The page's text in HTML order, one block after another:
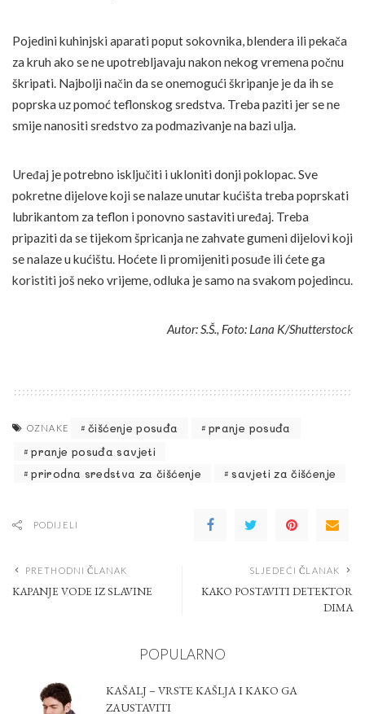
Pojedini kuhinjski aparati poput sokovnika, blendera ili pekača
za kruh ako se ne upotrebljavaju nakon nekog vremena počnu
škripati. Najbolji način da se onemogući škripanje je da ih se
poprska uz pomoć teflonskog sredstva. Treba paziti jer se ne
smije nanositi sredstvo za podmazivanje na bazi ulja.
Uređaj je potrebno isključiti i ukloniti donji poklopac. Sve
pokretne dijelove koji se nalaze unutar kućišta treba poprskati
lubrikantom za teflon i ponovno sastaviti uređaj. Treba
pripaziti da se tijekom špricanja ne zahvate gumeni dijelovi koji
se nalaze u kućištu. Hoćete li promijeniti posuđe ili ćete ga
koristiti još neko vrijeme, odluka je samo na svakom pojedincu.
Autor: S.Š., Foto: Lana K/Shutterstock
OZNAKE čišćenje posuđa
pranje posuđa
pranje posuđa savjeti
prirodna sredstva za čišćenje
savjeti za čišćenje
PODIJELI
PRETHODNI ČLANAK
KAPANJE VODE IZ SLAVINE
SLJEDEĆI ČLANAK
KAKO POSTAVITI DETEKTOR
DIMA
POPULARNO
KAŠALJ – VRSTE KAŠLJA I KAKO GA
ZAUSTAVITI